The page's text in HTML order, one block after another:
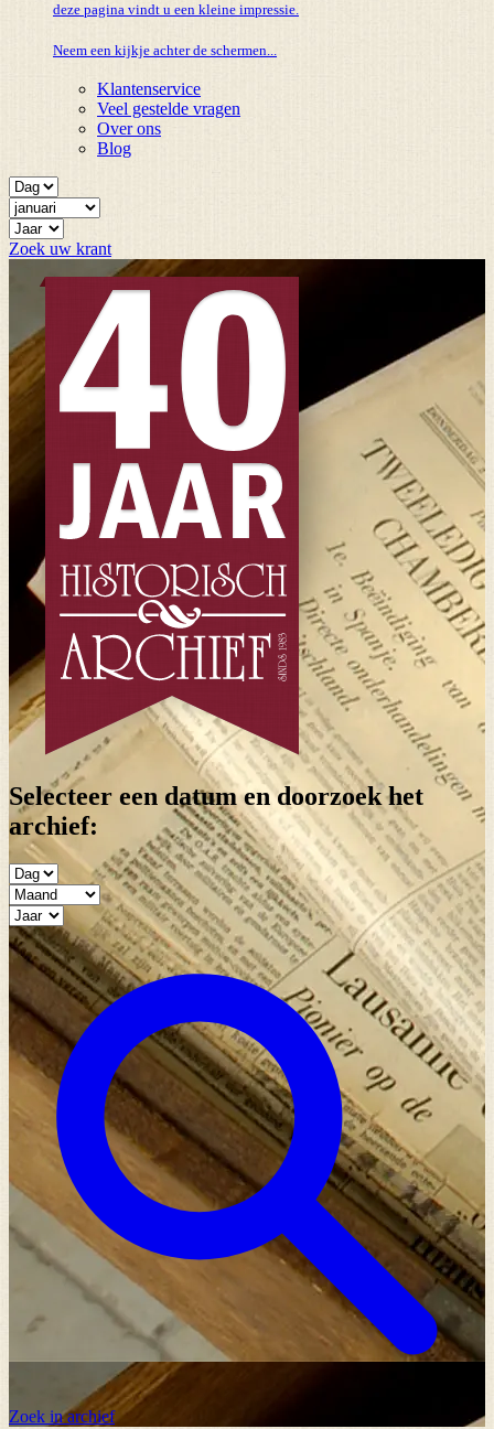
deze pagina vindt u een kleine impressie.
Neem een kijkje achter de schermen...
Klantenservice
Veel gestelde vragen
Over ons
Blog
Zoek uw krant
Selecteer een datum en doorzoek het
archief:
Zoek in archief